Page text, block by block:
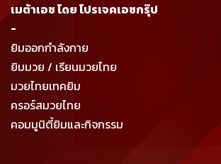
เมต้าเอช โดย โปรเจคเอชกรุ๊ป
-
ยิมออกกำลังกาย
ยิมมวย / เรียนมวยไทย
มวยไทยเทคยิม
ครอร์สมวยไทย
คอมมูนิตี้ยิมและกิจกรรม